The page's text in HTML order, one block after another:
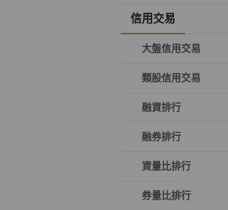
信用交易
大盤信用交易
類股信用交易
融資排行
融券排行
資量比排行
券量比排行